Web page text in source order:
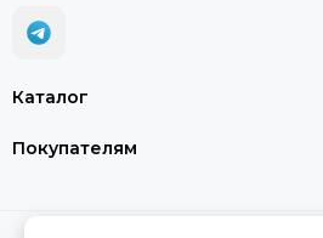
Каталог
Покупателям